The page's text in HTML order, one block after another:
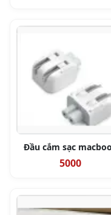
Đầu cắm sạc
5000